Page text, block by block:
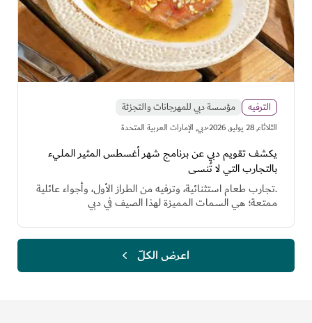
الترفيه مؤسسة دبي للمهرجانات والتجزئة
الثلاثاء, 28 يوليو, 2026 ·دبي, الإمارات العربية المتحدة
يكشف تقويم دبي عن برنامج شهر أغسطس المثير المليء
بالتجارب التي لا تُنسى
.تجارب طعام استثنائية، وترفيه من الطراز الأول، وأجواء عائلية
ممتعة؛ هي السمات المميزة لهذا الصيف في دبي
اعرض الكلّ